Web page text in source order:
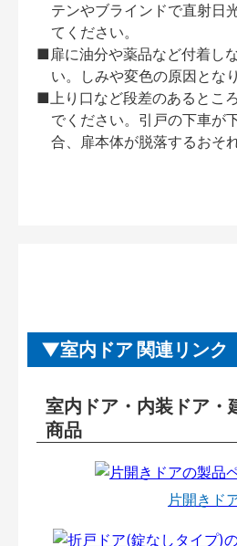
テンやブラインドで直射日
てください。
■扉に油分や薬品など付着し
い。しみや変色の原因とな
■上り口など段差のあるとこ
でください。引戸の下車が
合、扉本体が脱落するおそ
室内ドア 関連リンク
室内ドア・内装ドア・
商品
片開きド